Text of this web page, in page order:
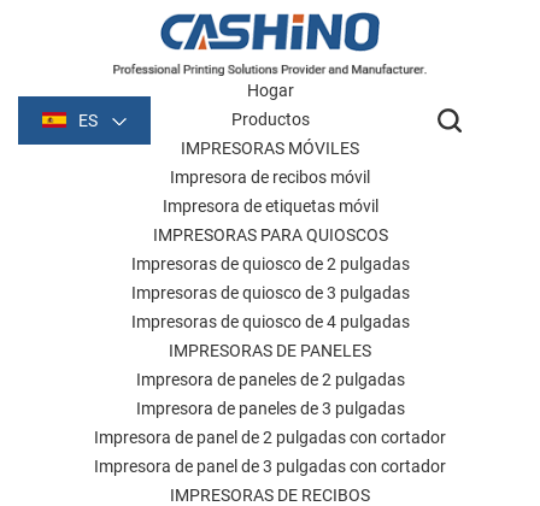
ES
Hogar
Productos
IMPRESORAS MÓVILES
Impresora de recibos móvil
Impresora de etiquetas móvil
IMPRESORAS PARA QUIOSCOS
Impresoras de quiosco de 2 pulgadas
Impresoras de quiosco de 3 pulgadas
Impresoras de quiosco de 4 pulgadas
IMPRESORAS DE PANELES
Impresora de paneles de 2 pulgadas
Impresora de paneles de 3 pulgadas
Impresora de panel de 2 pulgadas con cortador
Impresora de panel de 3 pulgadas con cortador
IMPRESORAS DE RECIBOS